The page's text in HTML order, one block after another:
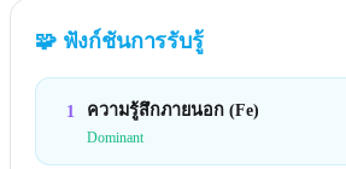
🧩 ฟังก์ชันการรับรู้
1 ความรู้สึกภายนอก (Fe)
Dominant